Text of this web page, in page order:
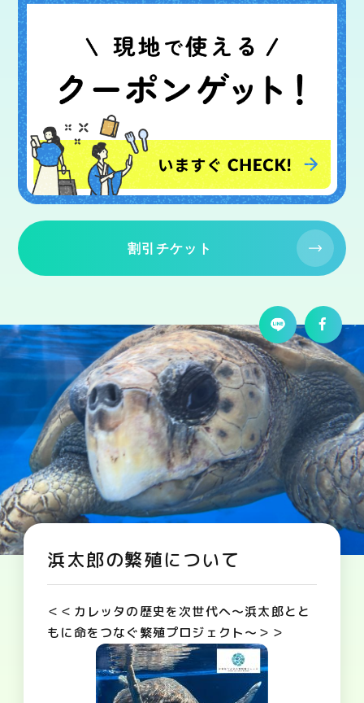
割引チケット
浜太郎の繁殖について
＜＜カレッタの歴史を次世代へ〜浜太郎とと
もに命をつなぐ繁殖プロジェクト〜＞＞